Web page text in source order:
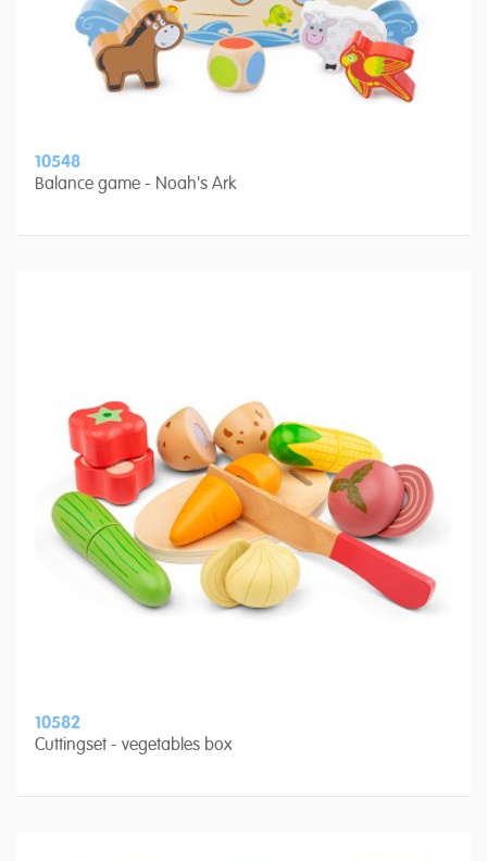
10548
Balance game - Noah's Ark
10582
Cuttingset - vegetables box